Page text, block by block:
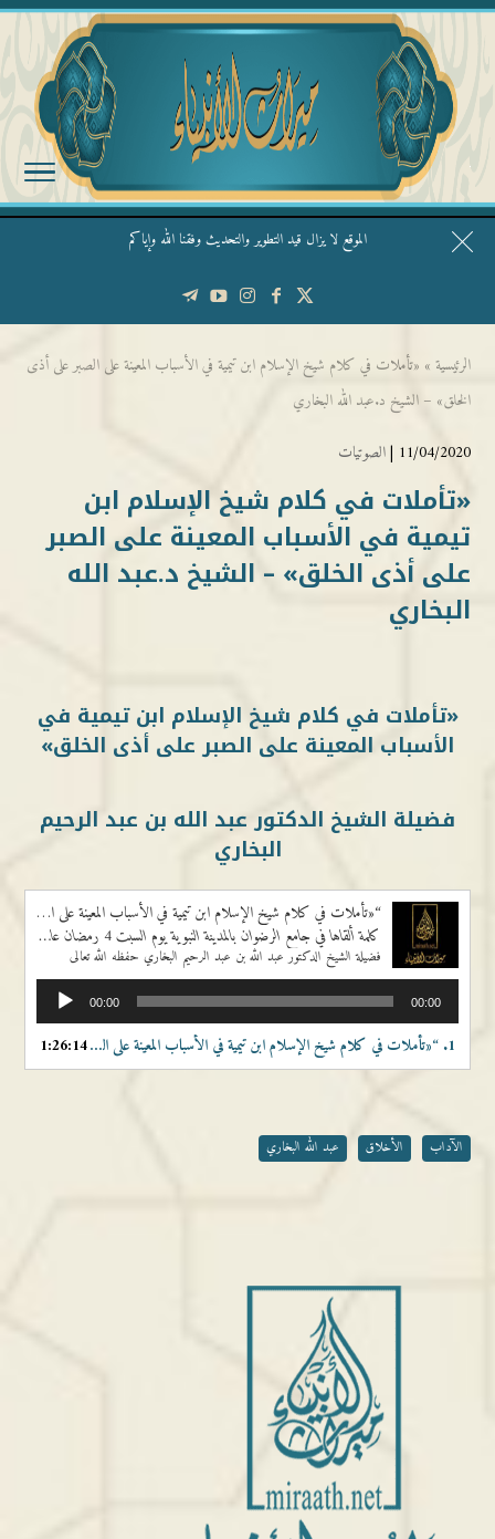
الموقع لا يزال قيد التطوير والتحديث وفقنا الله وإياكم
قال الشيخ ربيع وفقه الله: نحن ليس عندنا تقديس الأشخاص
الرئيسية » «تأملات في كلام شيخ الإسلام ابن تيمية في الأسباب المعينة على الصبر على أذى
الخلق» – الشيخ د.عبد الله البخاري
11/04/2020 | الصوتيات
«تأملات في كلام شيخ الإسلام ابن
تيمية في الأسباب المعينة على الصبر
على أذى الخلق» – الشيخ د.عبد الله
البخاري
«تأملات في كلام شيخ الإسلام ابن تيمية في
الأسباب المعينة على الصبر على أذى الخلق»
فضيلة الشيخ الدكتور عبد الله بن عبد الرحيم
البخاري
“«تأملات في كلام شيخ الإسلام ابن تيمية في الأسباب المعينة على الصبر على أذى الخلق»”
كلمة ألقاها في جامع الرضوان بالمدينة النبوية يوم السبت 4 رمضان عام 1434هـ
فضيلة الشيخ الدكتور عبد الله بن عبد الرحيم البخاري حفظه الله تعالى
الصوت
00:00 00:00
1. “«تأملات في كلام شيخ الإسلام ابن تيمية في الأسباب المعينة على الصبر على أذى الخلق»” 1:26:14
الآداب الأخلاق عبد الله البخاري